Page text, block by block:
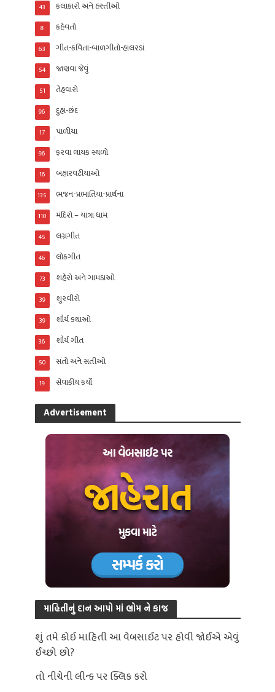
કલાકારો અને હસ્તીઓ
43
કહેવતો
8
ગીત-કવિતા-બાળગીતો-હાલરડાં
63
જાણવા જેવું
54
તેહવારો
51
દુહા-છંદ
96
પાળીયા
17
ફરવા લાયક સ્થળો
96
બહારવટીયાઓ
16
ભજન-પ્રભાતિયા-પ્રાર્થના
135
મંદિરો – યાત્રા ધામ
110
લગ્નગીત
45
લોકગીત
46
શહેરો અને ગામડાઓ
73
શુરવીરો
39
શૌર્ય કથાઓ
39
શૌર્ય ગીત
36
સંતો અને સતીઓ
50
સેવાકીય કર્યો
19
Advertisement
માહિતીનું દાન આપો માં ભોમ ને કાજ
શું તમે કોઈ માહિતી આ વેબસાઈટ પર હોવી જોઈએ એવું
ઈચ્છો છો?
તો નીચેની લીન્ક પર ક્લિક કરો